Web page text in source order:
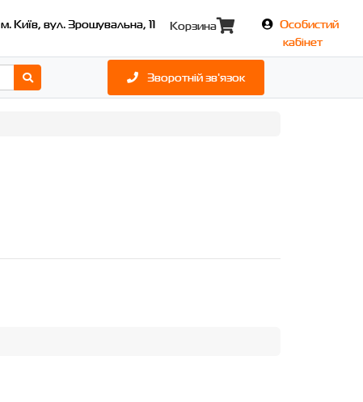
м. Київ, вул. Зрошувальна, 11 Корзина
Особистий
кабінет
Зворотній зв'язок